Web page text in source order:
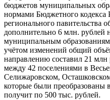
бюджетов муниципальных
нормами Бюджетного
регионального павительства
дополнительно 6 млн. рублей
муниципальным
учётом изменений общий
направлению составил 21
между 42 поселениями в
Селижаровском,
которые были преобразованы
получит по 500 тыс. рублей.